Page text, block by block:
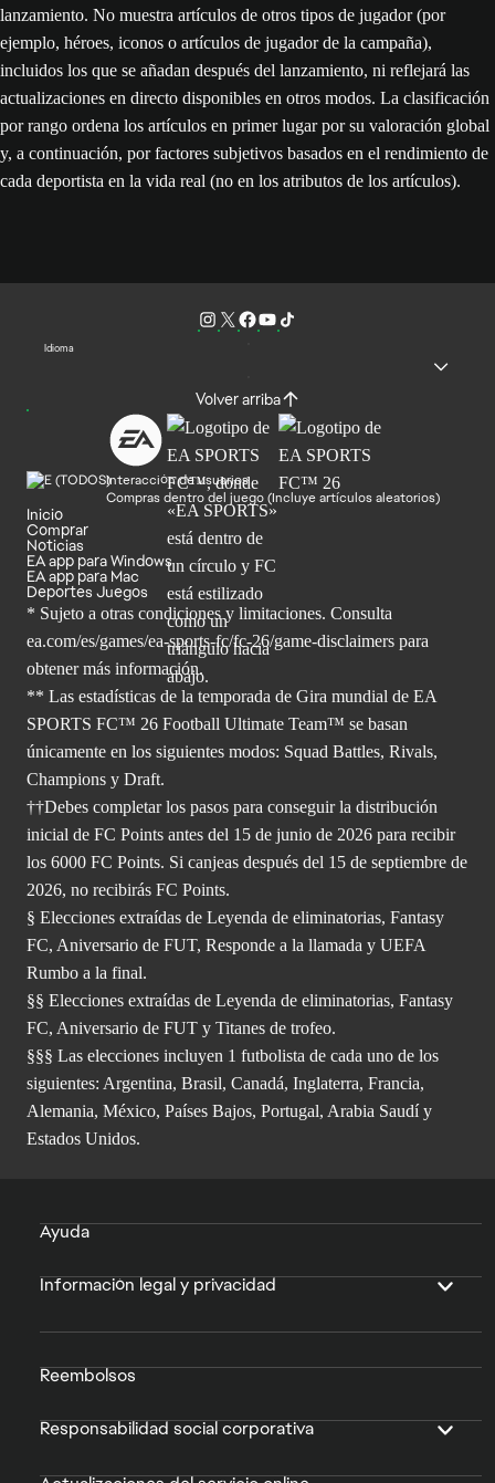
lanzamiento. No muestra artículos de otros tipos de jugador (por
ejemplo, héroes, iconos o artículos de jugador de la campaña),
incluidos los que se añadan después del lanzamiento, ni reflejará las
actualizaciones en directo disponibles en otros modos. La clasificación
por rango ordena los artículos en primer lugar por su valoración global
y, a continuación, por factores subjetivos basados en el rendimiento de
cada deportista en la vida real (no en los atributos de los artículos).
Idioma
Volver arriba
Interacción de usuarios
Compras dentro del juego (Incluye artículos aleatorios)
Inicio
Comprar
Noticias
EA app para Windows
EA app para Mac
Deportes Juegos
* Sujeto a otras condiciones y limitaciones. Consulta
ea.com/es/games/ea-sports-fc/fc-26/game-disclaimers para
obtenermás información.
** Las estadísticas de la temporada de Gira mundial de EA
SPORTS FC™ 26 Football Ultimate Team™ se basan
únicamente en los siguientes modos: Squad Battles, Rivals,
Champions y Draft.
††Debes completar los pasos para conseguir la distribución
inicial de FC Points antes del 15 de junio de 2026 para recibir
los 6000 FC Points. Si canjeas después del 15 de septiembre de
2026, no recibirás FC Points.
§ Elecciones extraídas de Leyenda de eliminatorias, Fantasy
FC, Aniversario de FUT, Responde a la llamada y UEFA
Rumbo a la final.
§§ Elecciones extraídas de Leyenda de eliminatorias, Fantasy
FC, Aniversario de FUT y Titanes de trofeo.
§§§ Las elecciones incluyen 1 futbolista de cada uno de los
siguientes: Argentina, Brasil, Canadá, Inglaterra, Francia,
Alemania, México, Países Bajos, Portugal, Arabia Saudí y
Estados Unidos.
Ayuda
Información legal y privacidad
Reembolsos
Responsabilidad social corporativa